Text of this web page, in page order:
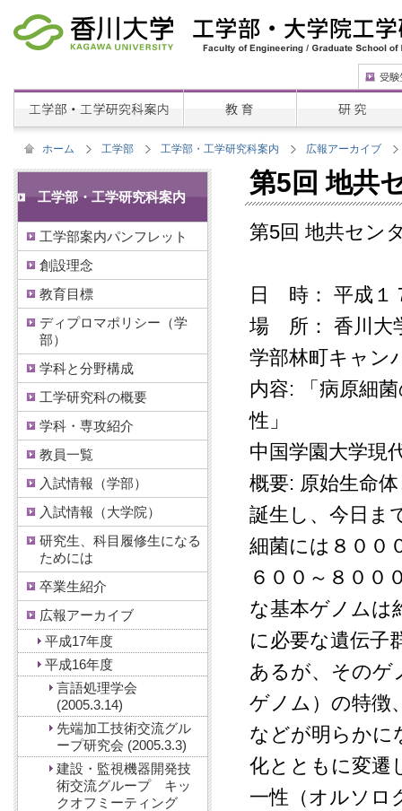
ホーム 工学部 工学部・工学研究科案内 広報アーカイブ
第5回 地共
第5回 地共セン
日 時： 平成１
場 所： 香川大
学部林町キャン
内容: 「病原細
性」
中国学園大学
概要: 原始生命
誕生し、今日ま
細菌には８００
６００～８００
な基本ゲノムは
に必要な遺伝子
あるが、そのゲ
ゲノム）の特徴
などが明らかに
化とともに変遷
一性（オルソロ
工学部・工学研究科案内
工学部案内パンフレット
創設理念
教育目標
ディプロマポリシー（学
部）
学科と分野構成
工学研究科の概要
学科・専攻紹介
教員一覧
入試情報（学部）
入試情報（大学院）
研究生、科目履修生になる
ためには
卒業生紹介
広報アーカイブ
平成17年度
平成16年度
言語処理学会
(2005.3.14)
先端加工技術交流グル
ープ研究会 (2005.3.3)
建設・監視機器開発技
術交流グループ キッ
クオフミーティング